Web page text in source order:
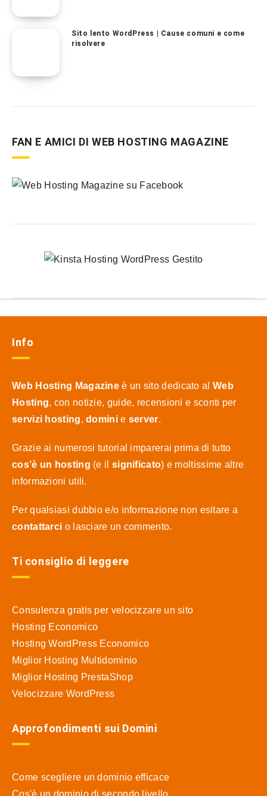
Sito lento WordPress | Cause comuni e come
risolvere
FAN E AMICI DI WEB HOSTING MAGAZINE
Info
Web Hosting Magazine è un sito dedicato al Web
Hosting, con notizie, guide, recensioni e sconti per
servizi hosting,dominie server.
Grazie ai numerosi tutorial imparerai prima di tutto
cos’è un hosting (e il significato) e moltissime altre
informazioni utili.
Per qualsiasi dubbio e/o informazione non esitare a
contattarci o lasciare un commento.
Ti consiglio di leggere
Consulenza gratis per velocizzare un sito
Hosting Economico
Hosting WordPress Economico
Miglior Hosting Multidominio
Miglior Hosting PrestaShop
Velocizzare WordPress
Approfondimenti sui Domini
Come scegliere un dominio efficace
Cos'è un dominio di secondo livello